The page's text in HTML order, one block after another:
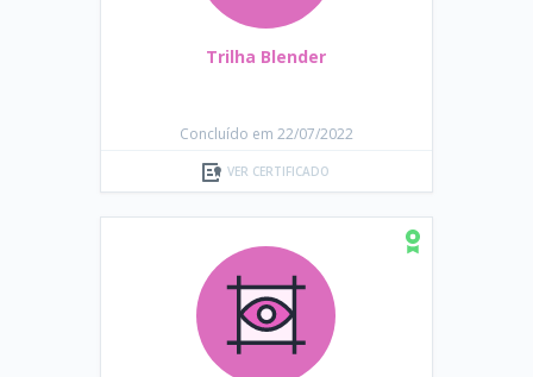
Trilha Blender
Concluído em 22/07/2022
VER CERTIFICADO